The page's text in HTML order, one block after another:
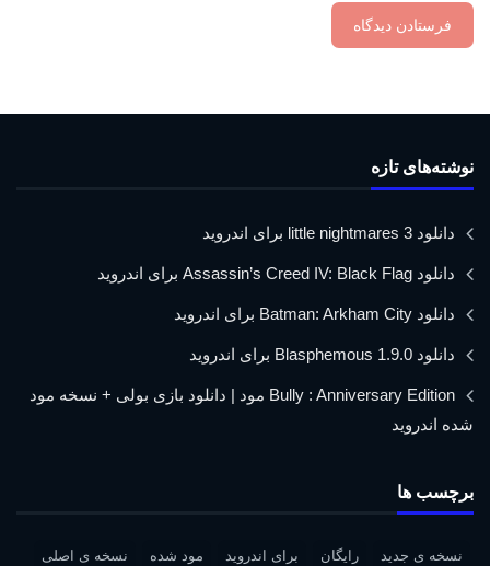
نوشته‌های تازه
دانلود little nightmares 3 برای اندروید
دانلود Assassin’s Creed IV: Black Flag برای اندروید
دانلود Batman: Arkham City برای اندروید
دانلود Blasphemous 1.9.0 برای اندروید
Bully : Anniversary Edition مود | دانلود بازی بولی + نسخه مود
شده اندروید
برچسب ها
نسخه ی جدید رایگان برای اندروید مود شده نسخه ی اصلی